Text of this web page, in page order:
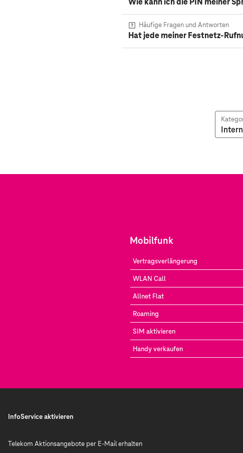
Häufige Fragen und Antworten
Hat jede meiner Festnetz-
Mobilfunk
Vertragsverlängerung
WLAN Call
Allnet Flat
Roaming
SIM aktivieren
Handy verkaufen
InfoService aktivieren
Telekom Aktionsangebote per E-Mail erhalten